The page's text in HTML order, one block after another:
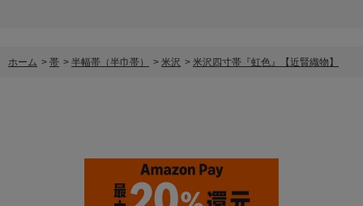
ホーム > 帯 > 半幅帯（半巾帯） > 米沢 > 米沢四寸帯『虹色』【近賢織物】